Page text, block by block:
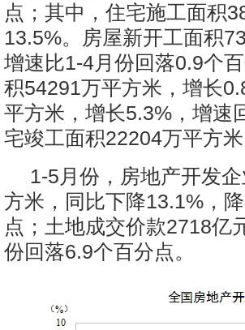
点；其中，住宅施工面积
13.5%。房屋新开工面积
增速比1-4月份回落0.9个
积54291万平方米，增长
平方米，增长5.3%，增速
宅竣工面积22204万平方
1-5月份，房地产开发
方米，同比下降13.1%，
点；土地成交价款2718亿
份回落6.9个百分点。